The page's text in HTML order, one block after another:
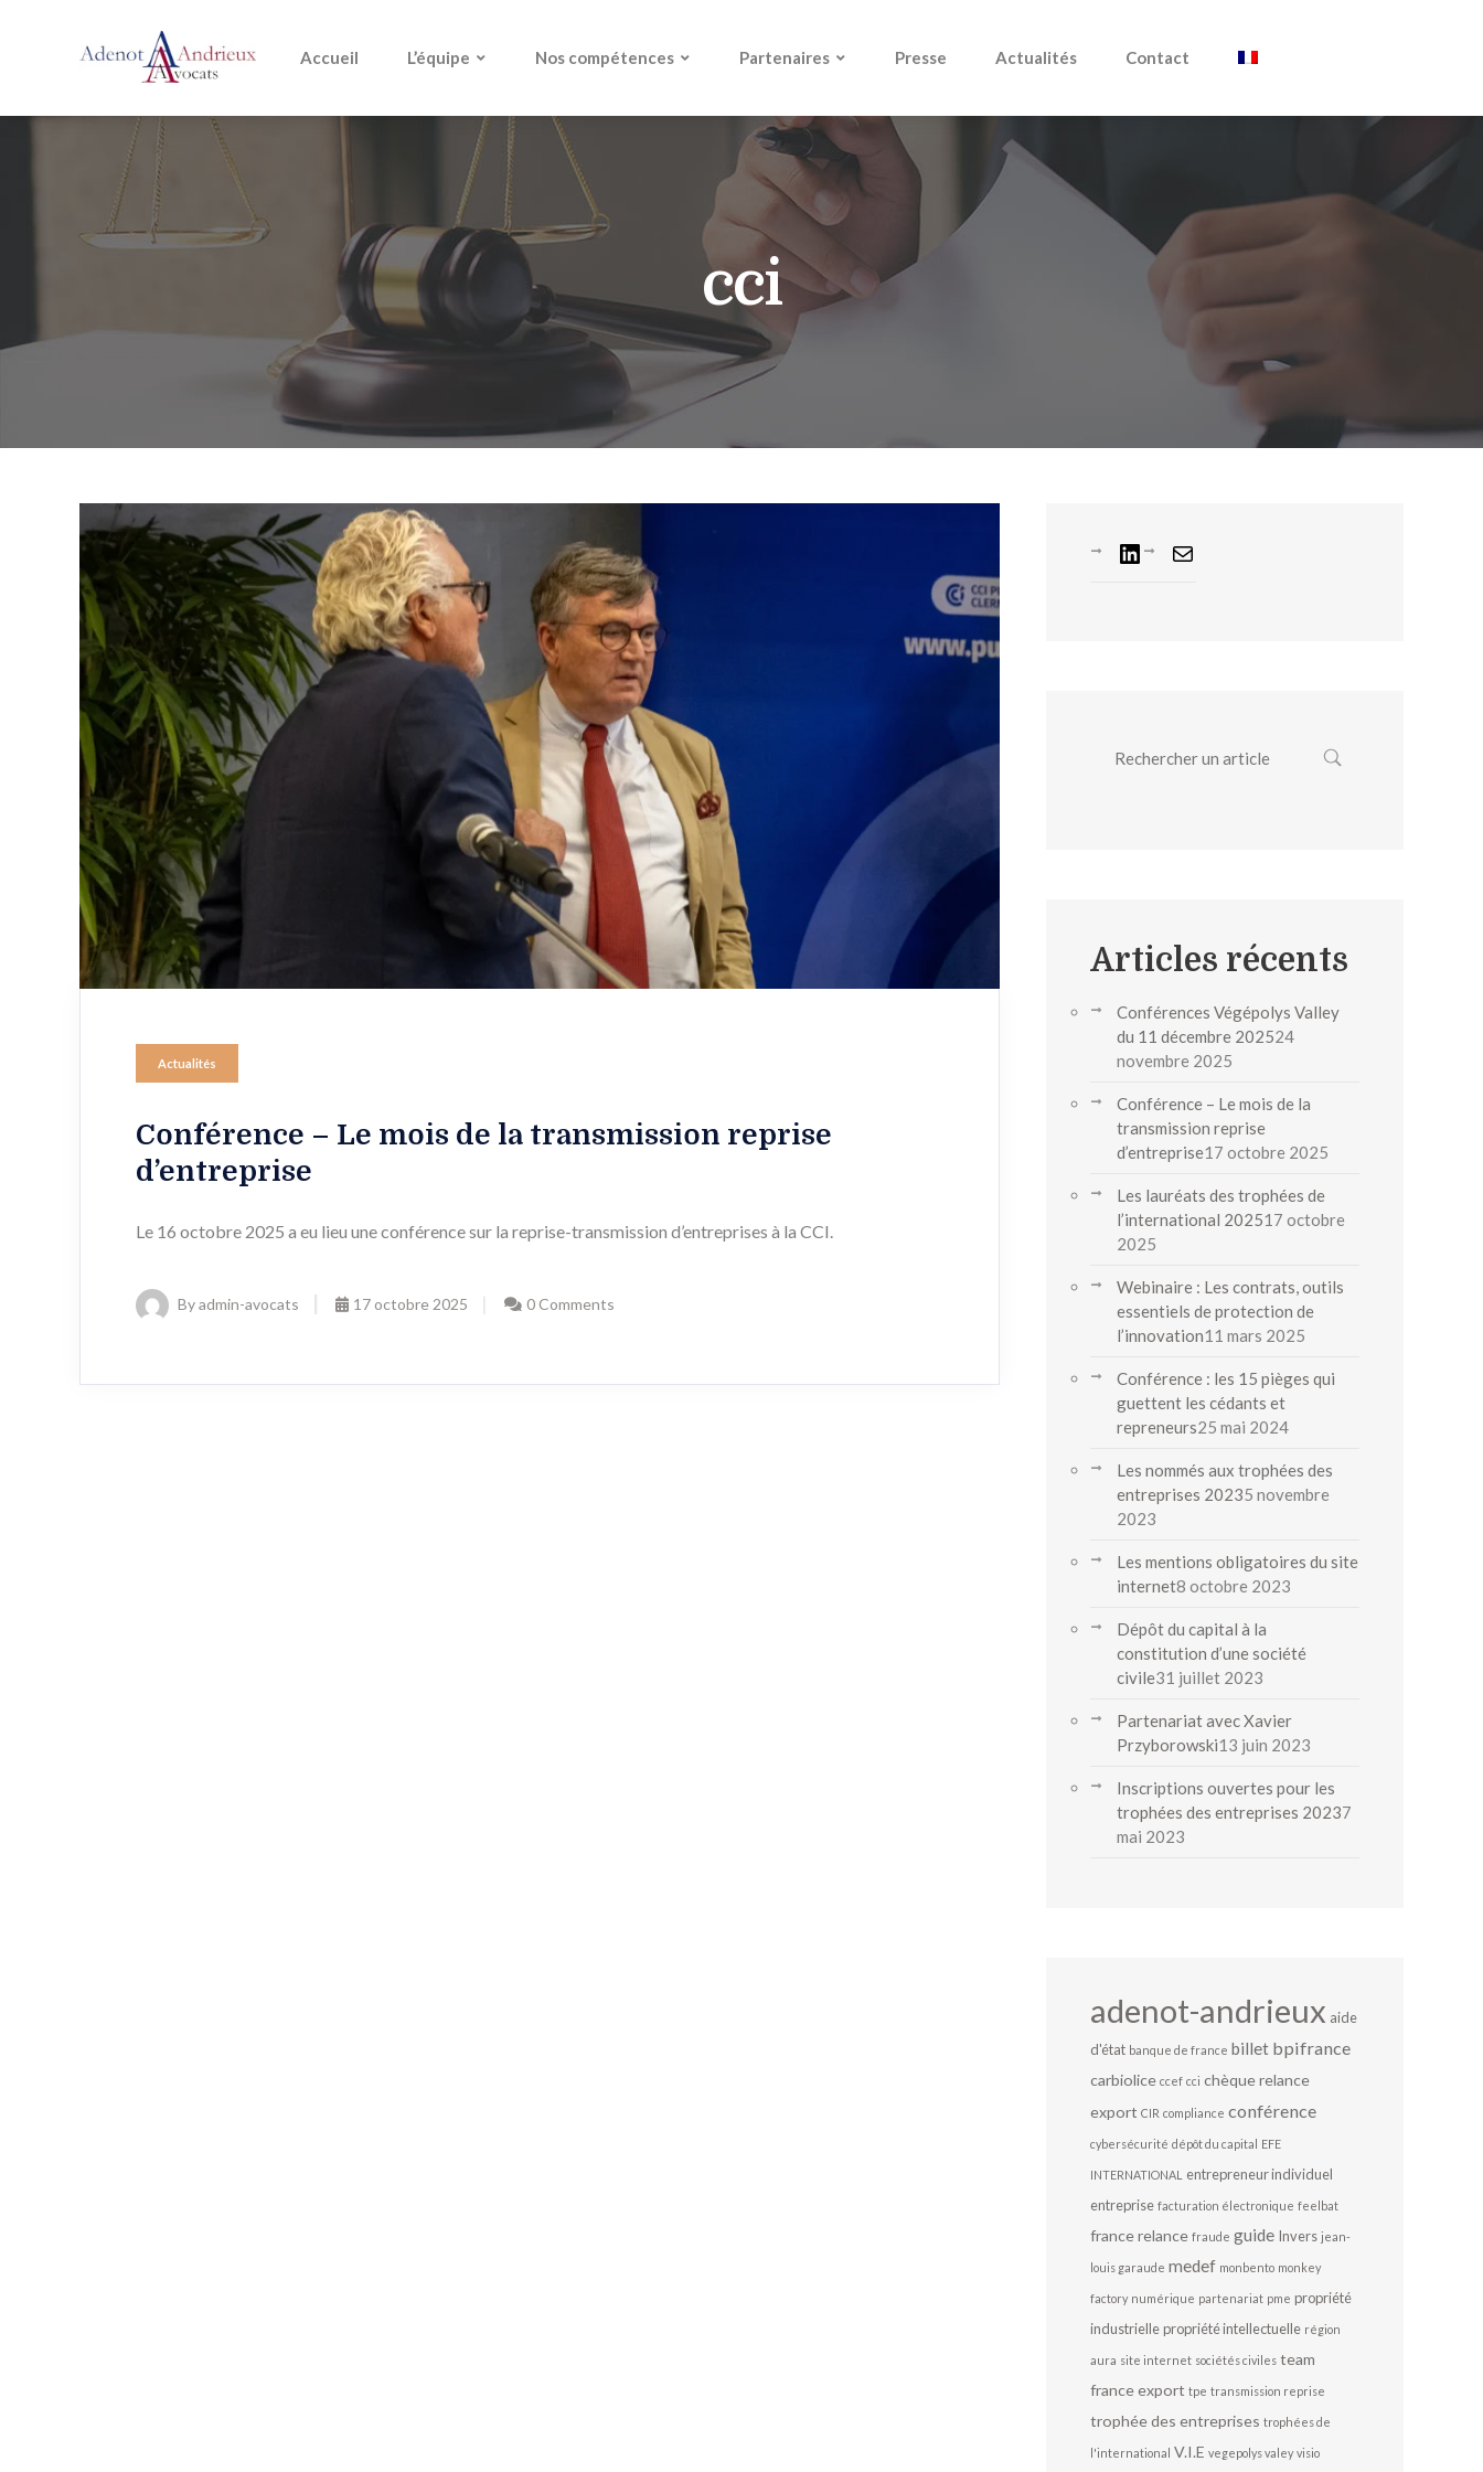
Accueil L’équipe Nos compétences Partenaires Presse Actualités Contact
cci
Actualités
Conférence – Le mois de la transmission reprise
d’entreprise
Le 16 octobre 2025 a eu lieu une conférence sur la reprise-transmission d’entreprises à la CCI.
By admin-avocats 17 octobre 2025 0 Comments
Articles récents
Conférences Végépolys Valley
du 11 décembre 202524
novembre 2025
Conférence – Le mois de la
transmission reprise
d’entreprise17 octobre 2025
Les lauréats des trophées de
l’international 202517 octobre
2025
Webinaire : Les contrats, outils
essentiels de protection de
l’innovation11 mars 2025
Conférence : les 15 pièges qui
guettent les cédants et
repreneurs25 mai 2024
Les nommés aux trophées des
entreprises 20235 novembre
2023
Les mentions obligatoires du site
internet8 octobre 2023
Dépôt du capital à la
constitution d’une société
civile31 juillet 2023
Partenariat avec Xavier
Przyborowski13 juin 2023
Inscriptions ouvertes pour les
trophées des entreprises 20237
mai 2023
adenot-andrieux aide
d'état banque de france billet bpifrance
carbiolice ccef cci chèque relance
export CIR compliance conférence
cybersécurité dépôt du capital EFE
INTERNATIONAL
entrepreneur individuel
entreprise facturation électronique feelbat
france relance fraude guide Invers jean-
louis garaude medef monbento monkey
factory numérique partenariat pme propriété
industriellepropriété intellectuelle région
aura site internet sociétés civiles team
france export tpe transmission reprise
trophée des entreprises trophées de
l'international V.I.E vegepolys valey visio